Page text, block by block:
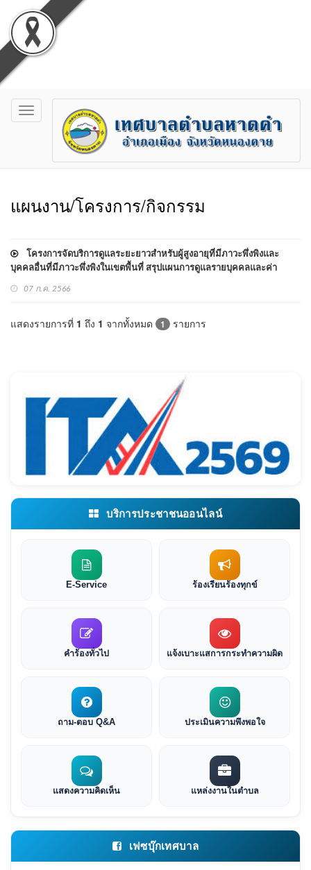
Toggle
navigation
แผนงาน/โครงการ/กิจกรรม
โครงการจัดบริการดูแลระยะยาวสำหรับผู้สูงอายุที่มีภาวะพึ่งพิงและ
บุคคลอื่นที่มีภาวะพึ่งพิงในเขตพื้นที่ สรุปแผนการดูแลรายบุคคลและค่า
07 ก.ค. 2566
แสดงรายการที่ 1 ถึง 1 จากทั้งหมด 1 รายการ
บริการประชาชนออนไลน์
E-Service ร้องเรียนร้องทุกข์
คำร้องทั่วไป แจ้งเบาะแสการกระทำความผิด
ถาม-ตอบ Q&A ประเมินความพึงพอใจ
แสดงความคิดเห็น แหล่งงานในตำบล
เฟซบุ๊กเทศบาล